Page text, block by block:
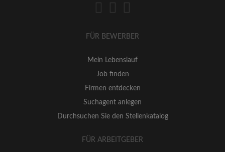
FÜR BEWERBER
Mein Lebenslauf
Job finden
Firmen entdecken
Suchagent anlegen
Durchsuchen Sie den Stellenkatalog
FÜR ARBEITGEBER